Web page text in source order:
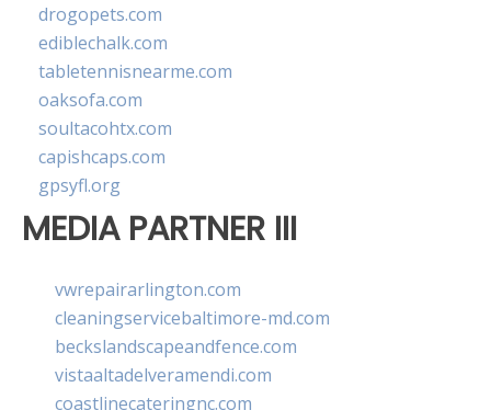
drogopets.com
ediblechalk.com
tabletennisnearme.com
oaksofa.com
soultacohtx.com
capishcaps.com
gpsyfl.org
MEDIA PARTNER III
vwrepairarlington.com
cleaningservicebaltimore-md.com
beckslandscapeandfence.com
vistaaltadelveramendi.com
coastlinecateringnc.com